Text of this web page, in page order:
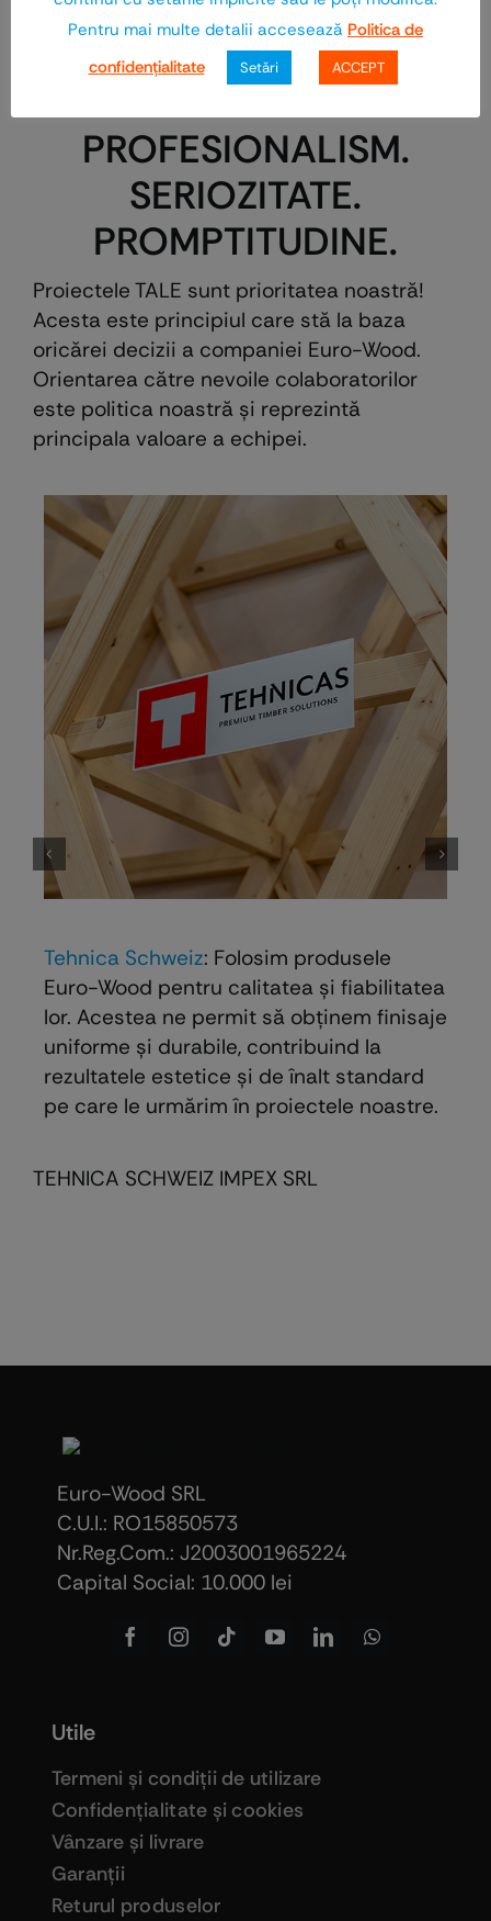
PROFESIONALISM.
SERIOZITATE.
PROMPTITUDINE.
Proiectele TALE sunt prioritatea noastră!
Acesta este principiul care stă la baza
oricărei decizii a companiei Euro-Wood.
Orientarea către nevoile colaboratorilor
este politica noastră şi reprezintă
principala valoare a echipei.
Tehnica Schweiz: Folosim produsele
Euro-Wood pentru calitatea și fiabilitatea
lor. Acestea ne permit să obținem finisaje
uniforme și durabile, contribuind la
rezultatele estetice și de înalt standard
pe care le urmărim în proiectele noastre.
TEHNICA SCHWEIZ IMPEX SRL
Euro-Wood SRL
C.U.I.: RO15850573
Nr.Reg.Com.: J2003001965224
Capital Social: 10.000 lei
Utile
Termeni şi condiţii de utilizare
Confidenţialitate şi cookies
Vânzare şi livrare
Garanţii
Returul produselor
Pentru mai multe detalii accesează Politica de
confidenţialitate
Setări ACCEPT